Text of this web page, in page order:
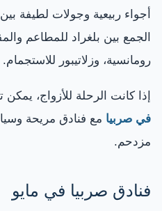
أجواء ربيعية وجولات لطيفة
الجمع بين بلغراد للمطاعم
رومانسية، وزلاتيبور للاستجمام.
إذا كانت الرحلة للأزواج، يمكن
في صربيا مع فنادق مريحة
مزدحم.
فنادق صربيا في مايو